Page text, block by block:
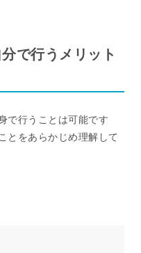
で行うメリット
で行うことは可能です
とをあらかじめ理解して